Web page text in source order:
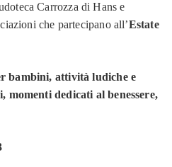
Carrozza di Hans e
che partecipano all’Estate
bambini, attività ludiche e
dedicati al benessere,